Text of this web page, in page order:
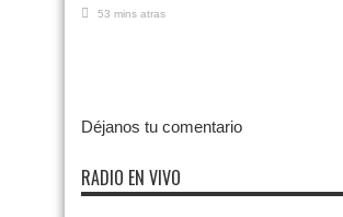
53 mins atras
Déjanos tu comentario
RADIO EN VIVO